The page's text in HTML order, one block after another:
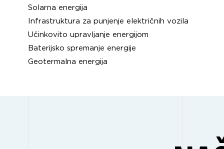
Solarna energija
Infrastruktura za punjenje električnih vozila
Učinkovito upravljanje energijom
Baterijsko spremanje energije
Geotermalna energija